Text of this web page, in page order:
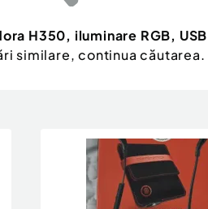
H350, iluminare RGB,
similare, continua căutarea.